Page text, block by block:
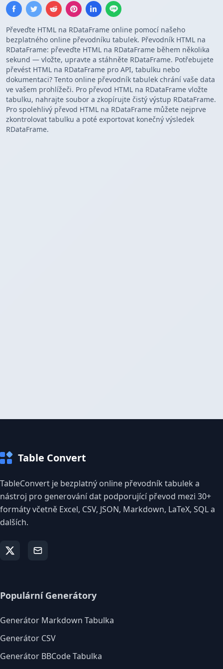
Převeďte HTML na RDataFrame online pomocí našeho
bezplatného online převodníku tabulek. Převodník HTML na
RDataFrame: převeďte HTML na RDataFrame během několika
sekund — vložte, upravte a stáhněte RDataFrame. Potřebujete
převést HTML na RDataFrame pro API, tabulku nebo
dokumentaci? Tento online převodník tabulek chrání vaše data
ve vašem prohlížeči. Pro převod HTML na RDataFrame vložte
tabulku, nahrajte soubor a zkopírujte čistý výstup RDataFrame.
Pro spolehlivý převod HTML na RDataFrame můžete nejprve
zkontrolovat tabulku a poté exportovat konečný výsledek
RDataFrame.
Table Convert
TableConvert je bezplatný online převodník tabulek a
nástroj pro generování dat podporující převod mezi 30+
formáty včetně Excel, CSV, JSON, Markdown, LaTeX, SQL a
dalších.
Populární Generátory
Generátor Markdown Tabulka
Generátor CSV
Generátor BBCode Tabulka